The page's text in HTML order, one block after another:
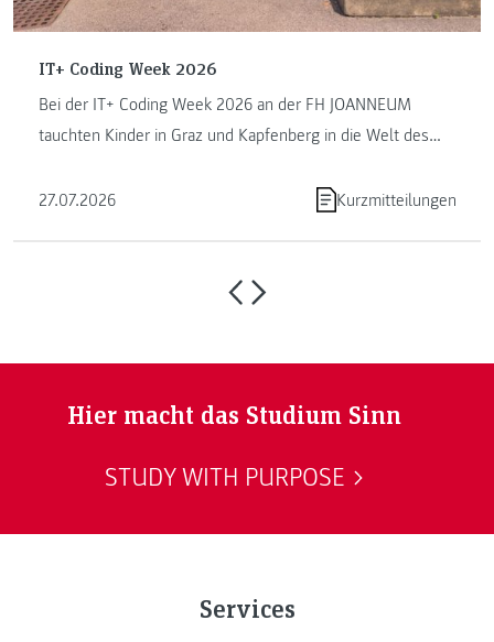
IT+ Coding Week 2026
Bei der IT+ Coding Week 2026 an der FH JOANNEUM
tauchten Kinder in Graz und Kapfenberg in die Welt des
27.07.2026
Kurzmitteilungen
Hier macht das Studium Sinn
STUDY WITH PURPOSE
Services